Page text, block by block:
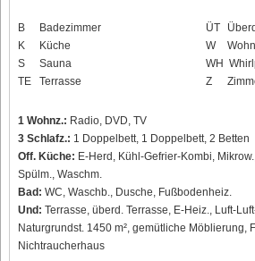
B
Badezimmer
K
Küche
S
Sauna
TE
Terrasse
ÜT
W
WH
Z
1 Wohnz.: Radio, DVD, TV
3 Schlafz.: 1 Doppelbett, 1 Doppelbett, 2 Betten
Off. Küche: E-Herd, Kühl-Gefrier-Kombi,
Spülm., Waschm.
Bad: WC, Waschb., Dusche, Fußbodenheiz.
Und: Terrasse, überd. Terrasse, E-Heiz., Luft-
Naturgrundst. 1450 m², gemütliche Möblierung,
Nichtraucherhaus